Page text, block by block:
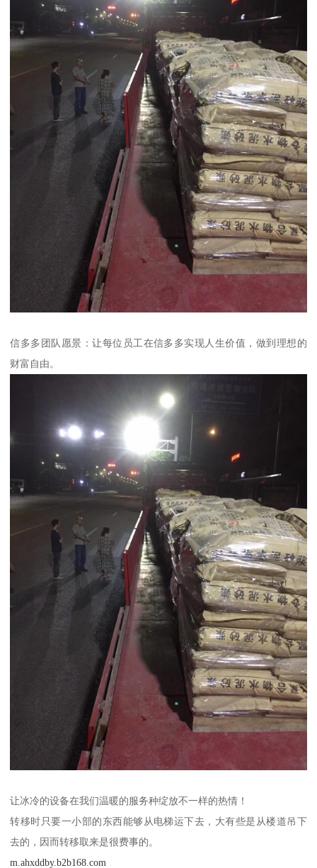
信多多团队愿景：让每位员工在信多多实现人生价值，做到理想的
财富自由。
让冰冷的设备在我们温暖的服务种绽放不一样的热情！
转移时只要一小部的东西能够从电梯运下去，大有些是从楼道吊下
去的，因而转移取来是很费事的。
m.ahxddby.b2b168.com